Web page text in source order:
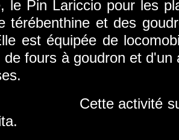
le Pin Lariccio pour les
térébenthine et des
est équipée de
de fours à goudron et
activité subit la